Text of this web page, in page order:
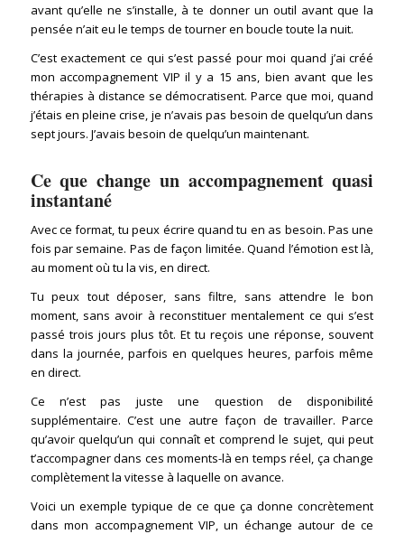
avant qu’elle ne s’installe, à te donner un outil avant que la
pensée n’ait eu le temps de tourner en boucle toute la nuit.
C’est exactement ce qui s’est passé pour moi quand j’ai créé
mon accompagnement VIP il y a 15 ans, bien avant que les
thérapies à distance se démocratisent. Parce que moi, quand
j’étais en pleine crise, je n’avais pas besoin de quelqu’un dans
sept jours. J’avais besoin de quelqu’un maintenant.
Ce que change un accompagnement quasi
instantané
Avec ce format, tu peux écrire quand tu en as besoin. Pas une
fois par semaine. Pas de façon limitée. Quand l’émotion est là,
au moment où tu la vis, en direct.
Tu peux tout déposer, sans filtre, sans attendre le bon
moment, sans avoir à reconstituer mentalement ce qui s’est
passé trois jours plus tôt. Et tu reçois une réponse, souvent
dans la journée, parfois en quelques heures, parfois même
en direct.
Ce n’est pas juste une question de disponibilité
supplémentaire. C’est une autre façon de travailler. Parce
qu’avoir quelqu’un qui connaît et comprend le sujet, qui peut
t’accompagner dans ces moments-là en temps réel, ça change
complètement la vitesse à laquelle on avance.
Voici un exemple typique de ce que ça donne concrètement
dans mon accompagnement VIP, un échange autour de ce